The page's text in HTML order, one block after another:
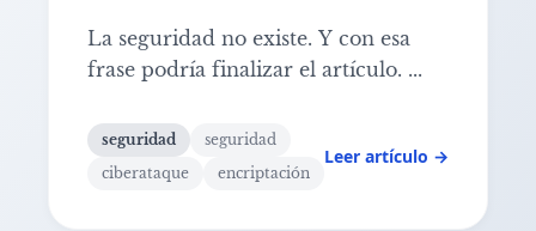
La seguridad no existe. Y con esa
frase podría finalizar el artículo. ...
seguridad
seguridad
ciberataque
encriptación
Leer artículo →